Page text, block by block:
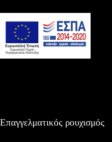
Επαγγελματικός ρουχισμός